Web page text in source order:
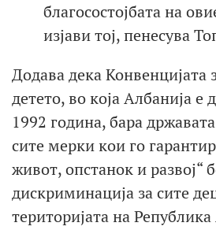
благосостојбата на
изјави тој, пенесува
Додава дека Конвенцијата
детето, во која Албанија е
1992 година, бара
сите мерки кои го
живот, опстанок и развој“
дискриминација за сите
територијата на